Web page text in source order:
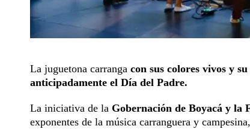
La juguetona carranga con sus colores vivos y su
anticipadamente el Día del Padre.
La iniciativa de la Gobernación de Boyacá y la
exponentes de la música carranguera y